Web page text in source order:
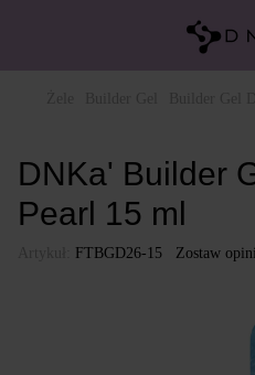
DNKa' Builder
Pearl 15 ml
FTBGD26-15 Zostaw